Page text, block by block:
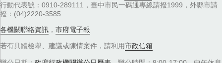
行動代表號：0910-289111，臺中市民一碼通專線請撥1999，外縣市請
撥：(04)2220-3585
各機關聯絡資訊 ， 市府電子報
若有具體檢舉、建議或陳情案件，請利用市政信箱